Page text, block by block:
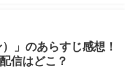
」のあらすじ感想！
信はどこ？